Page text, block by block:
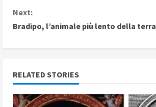
n
t
n
Next:
Bradipo, l’animale più lento della terra
RELATED STORIES